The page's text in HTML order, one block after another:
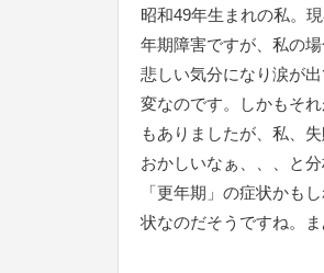
昭和49年生まれの私。
年期障害ですが、私の
悲しい気分になり涙が
変なのです。しかもそ
もありましたが、私、
おかしいなぁ、、、と
「更年期」の症状かも
状なのだそうですね。